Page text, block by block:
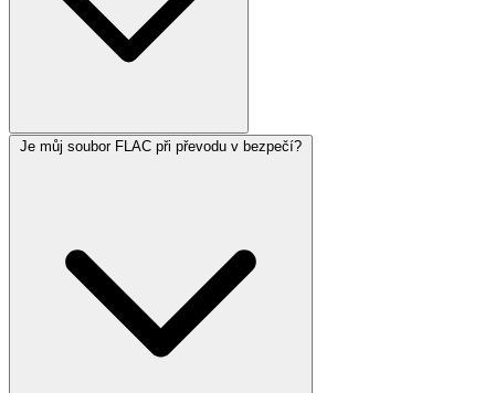
Je můj soubor FLAC při převodu v bezpečí?